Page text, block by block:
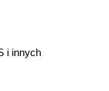
i innych